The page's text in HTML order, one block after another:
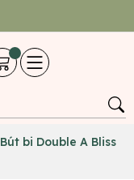
Bút bi Double A Bliss